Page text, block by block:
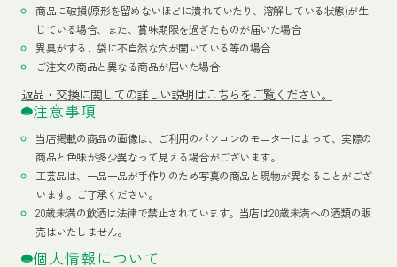
商品に破損(原形を留めないほどに潰れていたり、溶解している状態)が生
じている場合、また、賞味期限を過ぎたものが届いた場合
異臭がする、袋に不自然な穴が開いている等の場合
ご注文の商品と異なる商品が届いた場合
返品・交換に関しての詳しい説明はこちらをご覧ください。
注意事項
当店掲載の商品の画像は、ご利用のパソコンのモニターによって、実際の
商品と色味が多少異なって見える場合がございます。
工芸品は、一品一品が手作りのため写真の商品と現物が異なることがござ
います。ご了承ください。
20歳未満の飲酒は法律で禁止されています。当店は20歳未満への酒類の販
売はいたしません。
個人情報について